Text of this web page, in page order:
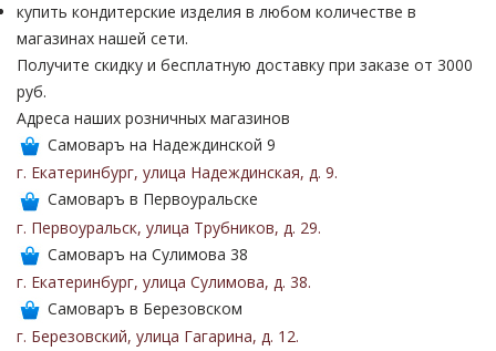
купить кондитерские изделия в любом количестве в
магазинах нашей сети.
Получите скидку и бесплатную доставку при заказе от 3000
руб.
Адреса наших розничных магазинов
Самоваръ на Надеждинской 9
г. Екатеринбург, улица Надеждинская, д. 9.
Самоваръ в Первоуральске
г. Первоуральск, улица Трубников, д. 29.
Самоваръ на Сулимова 38
г. Екатеринбург, улица Сулимова, д. 38.
Самоваръ в Березовском
г. Березовский, улица Гагарина, д. 12.